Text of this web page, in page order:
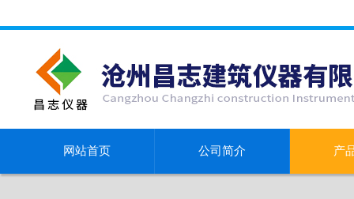
网站首页 公司简介 产